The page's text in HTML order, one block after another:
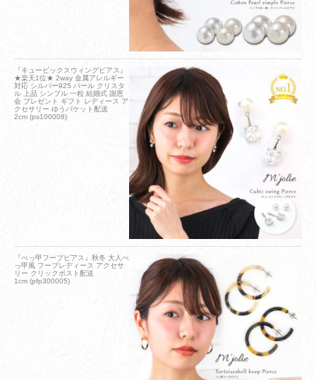
『キュービックスウィングピアス』
★楽天1位★ 2way 金属アレルギー
対応 シルバー925 パール クリスタ
ル 上品 シンプル 一粒 結婚式 謝恩
会 プレゼント ギフト レディース ア
クセサリー ゆうパケット配送
2cm (ps100008)
『べっ甲フープピアス』秋冬 大人べ
っ甲風 フープレディース アクセサ
リー クリックポスト配送
1cm (pfp300005)